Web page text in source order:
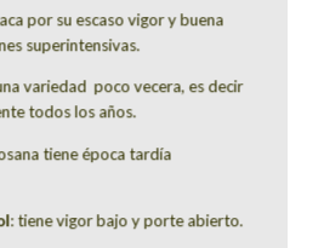
por su escaso vigor y buena
superintensivas.
variedad poco vecera, es decir
todos los años.
tiene época tardía
: tiene vigor bajo y porte abierto.